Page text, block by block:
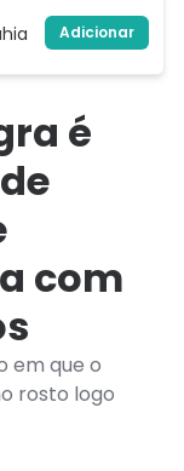
Adicionar
é
com
em que o
rosto logo